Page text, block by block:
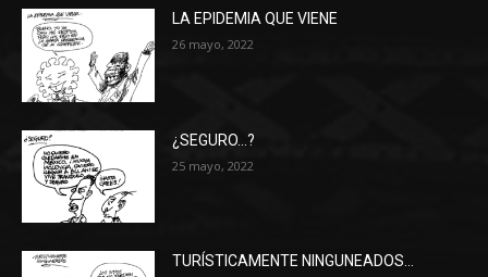
LA EPIDEMIA QUE VIENE
26 mayo, 2022
¿SEGURO…?
25 mayo, 2022
TURÍSTICAMENTE NINGUNEADOS…